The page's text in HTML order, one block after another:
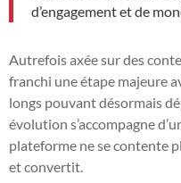
d’engagement et de
Autrefois axée sur des
franchi une étape majeure
longs pouvant désormais
évolution s’accompagne
plateforme ne se contente
et convertit.